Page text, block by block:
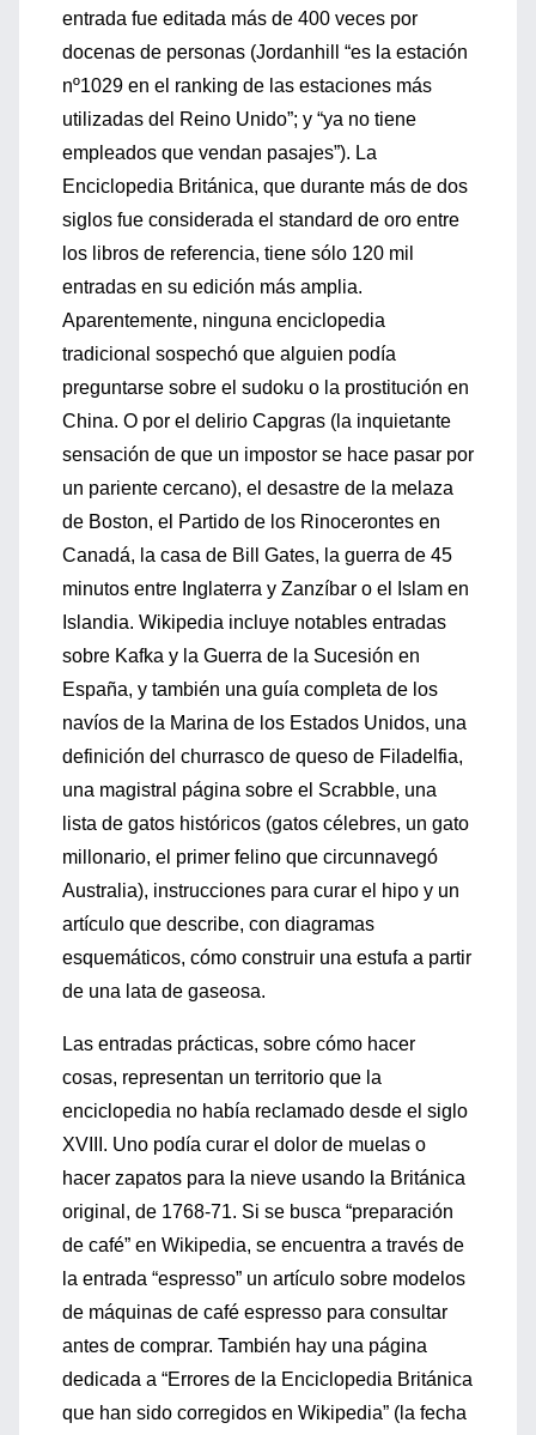
entrada fue editada más de 400 veces por
docenas de personas (Jordanhill “es la estación
nº1029 en el ranking de las estaciones más
utilizadas del Reino Unido”; y “ya no tiene
empleados que vendan pasajes”). La
Enciclopedia Británica, que durante más de dos
siglos fue considerada el standard de oro entre
los libros de referencia, tiene sólo 120 mil
entradas en su edición más amplia.
Aparentemente, ninguna enciclopedia
tradicional sospechó que alguien podía
preguntarse sobre el sudoku o la prostitución en
China. O por el delirio Capgras (la inquietante
sensación de que un impostor se hace pasar por
un pariente cercano), el desastre de la melaza
de Boston, el Partido de los Rinocerontes en
Canadá, la casa de Bill Gates, la guerra de 45
minutos entre Inglaterra y Zanzíbar o el Islam en
Islandia. Wikipedia incluye notables entradas
sobre Kafka y la Guerra de la Sucesión en
España, y también una guía completa de los
navíos de la Marina de los Estados Unidos, una
definición del churrasco de queso de Filadelfia,
una magistral página sobre el Scrabble, una
lista de gatos históricos (gatos célebres, un gato
millonario, el primer felino que circunnavegó
Australia), instrucciones para curar el hipo y un
artículo que describe, con diagramas
esquemáticos, cómo construir una estufa a partir
de una lata de gaseosa.
Las entradas prácticas, sobre cómo hacer
cosas, representan un territorio que la
enciclopedia no había reclamado desde el siglo
XVIII. Uno podía curar el dolor de muelas o
hacer zapatos para la nieve usando la Británica
original, de 1768-71. Si se busca “preparación
de café” en Wikipedia, se encuentra a través de
la entrada “espresso” un artículo sobre modelos
de máquinas de café espresso para consultar
antes de comprar. También hay una página
dedicada a “Errores de la Enciclopedia Británica
que han sido corregidos en Wikipedia” (la fecha